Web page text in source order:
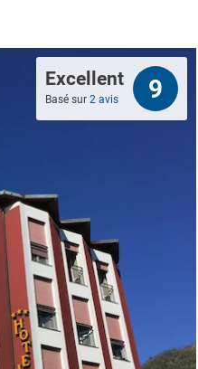
Excellent
Basé sur2 avis 9